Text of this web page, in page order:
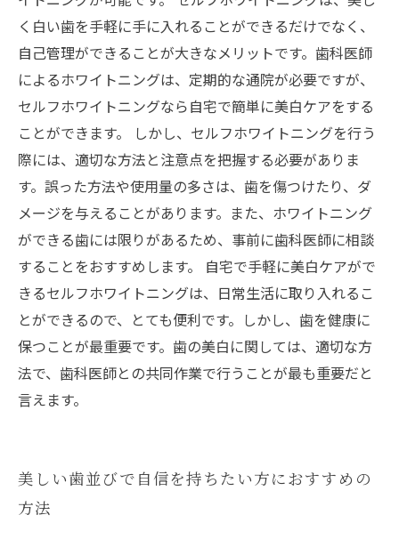
く白い歯を手軽に手に入れることができるだけでなく、
自己管理ができることが大きなメリットです。歯科医師
によるホワイトニングは、定期的な通院が必要ですが、
セルフホワイトニングなら自宅で簡単に美白ケアをする
ことができます。 しかし、セルフホワイトニングを行う
際には、適切な方法と注意点を把握する必要がありま
す。誤った方法や使用量の多さは、歯を傷つけたり、ダ
メージを与えることがあります。また、ホワイトニング
ができる歯には限りがあるため、事前に歯科医師に相談
することをおすすめします。 自宅で手軽に美白ケアがで
きるセルフホワイトニングは、日常生活に取り入れるこ
とができるので、とても便利です。しかし、歯を健康に
保つことが最重要です。歯の美白に関しては、適切な方
法で、歯科医師との共同作業で行うことが最も重要だと
言えます。
美しい歯並びで自信を持ちたい方におすすめの
方法